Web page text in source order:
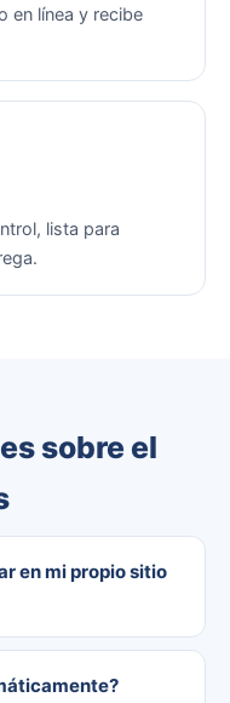
en línea y recibe
lista para
sobre el
en mi propio sitio